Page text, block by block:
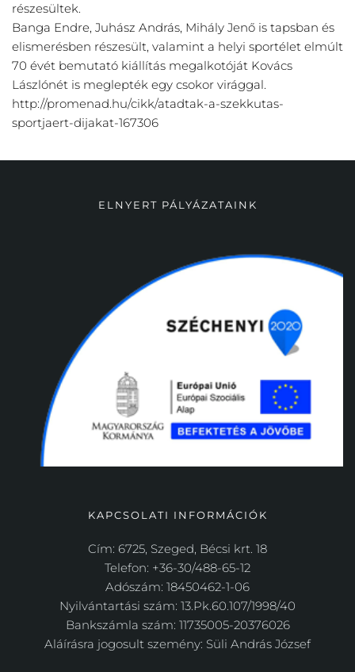
részesültek.
Banga Endre, Juhász András, Mihály Jenő is tapsban és
elismerésben részesült, valamint a helyi sportélet elmúlt
70 évét bemutató kiállítás megalkotóját Kovács
Lászlónét is meglepték egy csokor virággal.
http://promenad.hu/cikk/atadtak-a-szekkutas-
sportjaert-dijakat-167306
ELNYERT PÁLYÁZATAINK
KAPCSOLATI INFORMÁCIÓK
Cím: 6725, Szeged, Bécsi krt. 18
Telefon: +36-30/488-65-12
Adószám: 18450462-1-06
Nyilvántartási szám: 13.Pk.60.107/1998/40
Bankszámla szám: 11735005-20376026
Aláírásra jogosult szemény: Süli András József